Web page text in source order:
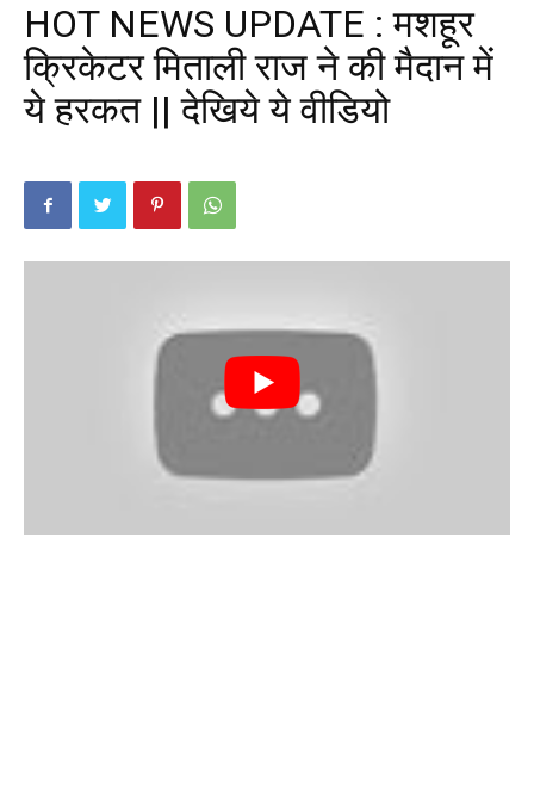
HOT NEWS UPDATE : मशहूर
क्रिकेटर मिताली राज ने की मैदान में
ये हरकत || देखिये ये वीडियो